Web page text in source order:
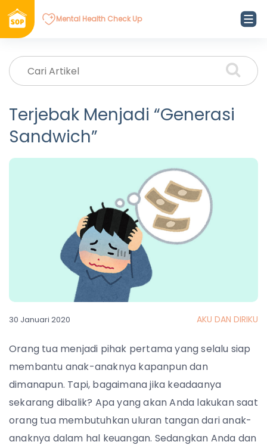
Mental Health Check Up
Terjebak Menjadi “Generasi
Sandwich”
30 Januari 2020 AKU DAN DIRIKU
Orang tua menjadi pihak pertama yang selalu siap
membantu anak-anaknya kapanpun dan
dimanapun. Tapi, bagaimana jika keadaanya
sekarang dibalik? Apa yang akan Anda lakukan saat
orang tua membutuhkan uluran tangan dari anak-
anaknya dalam hal keuangan. Sedangkan Anda dan